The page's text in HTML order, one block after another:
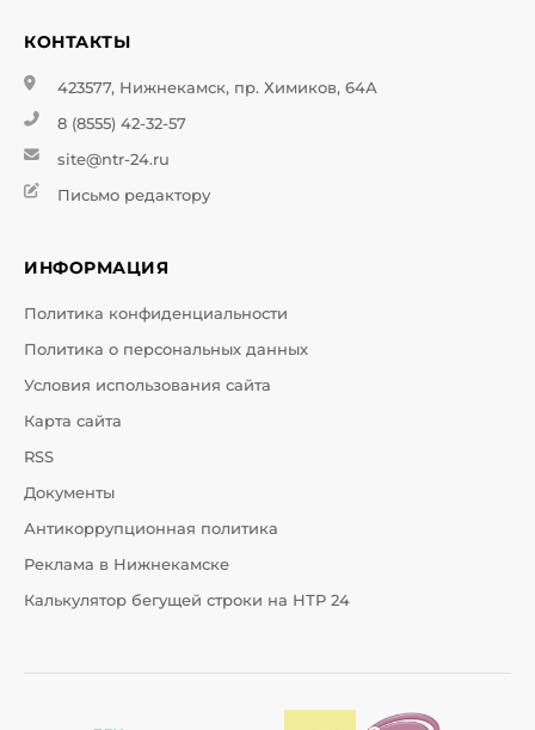
КОНТАКТЫ
423577, Нижнекамск, пр. Химиков, 64А
8 (8555) 42-32-57
site@ntr-24.ru
Письмо редактору
ИНФОРМАЦИЯ
Политика конфиденциальности
Политика о персональных данных
Условия использования сайта
Карта сайта
RSS
Документы
Антикоррупционная политика
Реклама в Нижнекамске
Калькулятор бегущей строки на НТР 24